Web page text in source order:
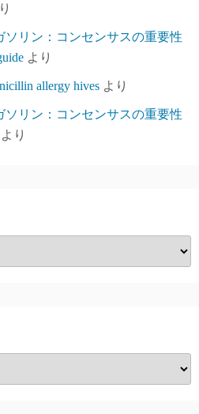
リン：コンセンサスの重要性
より
allergy hives より
リン：コンセンサスの重要性
より